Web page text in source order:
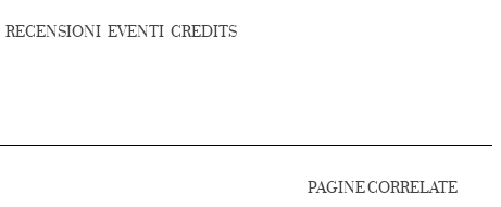
RECENSIONI EVENTI CREDITS
PAGINE CORRELATE